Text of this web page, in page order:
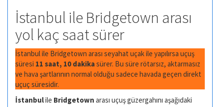
İstanbul ile Bridgetown arası
yol kaç saat sürer
İstanbul ile Bridgetown arası seyahat uçak ile yapılırsa uçuş
süresi 11 saat, 10 dakikasürer. Bu süre rötarsız, aktarmasız
ve hava şartlarının normal olduğu sadece havada geçen direkt
uçuç süresidir.
İstanbulile Bridgetown arası uçuş güzergahını aşağıdaki